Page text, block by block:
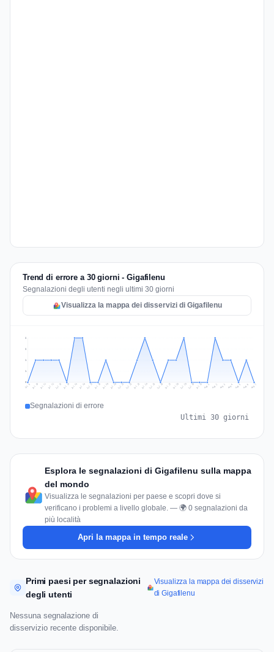
Trend di errore a 30 giorni - Gigafilenu
Segnalazioni degli utenti negli ultimi 30 giorni
Visualizza la mappa dei disservizi di Gigafilenu
1
1
2
2
Jul 9 Jul 10 Jul 11 Jul 12 Jul 13 Jul 14 Jul 15 Jul 16 Jul 17 Jul 18 Jul 19 Jul 20 Jul 21 Jul 22 Jul 23 Jul 24 Jul 25 Jul 26 Jul 27 Jul 28 Jul 29 Jul 30 Jul 31 Aug 1 Aug 2 Aug 3 Aug 4 Aug 5 Aug 6 Aug 7
Segnalazioni di errore
Ultimi 30 giorni
Esplora le segnalazioni di Gigafilenu sulla mappa
del mondo
Visualizza le segnalazioni per paese e scopri dove si
verificano i problemi a livello globale. — 🌍 0 segnalazioni da
più località
Apri la mappa in tempo reale
Primi paesi per segnalazioni
degli utenti
Visualizza la mappa dei disservizi
di Gigafilenu
Nessuna segnalazione di
disservizio recente disponibile.